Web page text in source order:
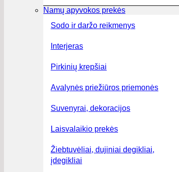
Namų apyvokos prekės
Sodo ir daržo reikmenys
Interjeras
Pirkinių krepšiai
Avalynės priežiūros priemonės
Suvenyrai, dekoracijos
Laisvalaikio prekės
Žiebtuvėliai, dujiniai degikliai,
įdegikliai